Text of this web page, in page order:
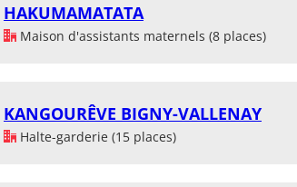
HAKUMAMATATA
Maison d'assistants maternels (8 places)
KANGOURÊVE BIGNY-VALLENAY
Halte-garderie (15 places)